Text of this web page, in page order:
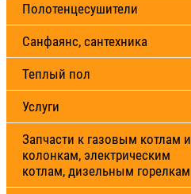
Полотенцесушители
Санфаянс, сантехника
Теплый пол
Услуги
Запчасти к газовым котлам и
колонкам, электрическим
котлам, дизельным горелкам